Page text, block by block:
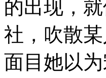
的出现，
社，吹散
面目她以